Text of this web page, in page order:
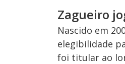
Zagueiro
Nascido em
elegibilidade
foi titular ao